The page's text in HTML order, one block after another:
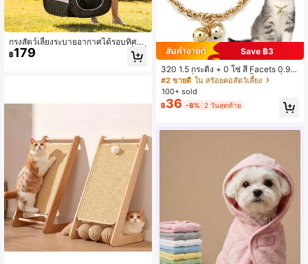
กรงสัตว์เลี้ยงระบายอากาศได้รอบทิศท
าง 360 องศา ผ้าโพลีเอสเตอร์ ทรงสี่เหลี่
ยม คอกเล่นสัตว์เลี้ยง พับได้ ถือได้ เก็บไ
฿179
Save ฿3
320 1.5 กระดิ่ง + 0 โซ่ สี่ Facets 0.9 ก
ว้าง แฟชั่น สร้อยคอสัตว์เลี้ยง กระดิ่ง ป
ลอกคอ สุนัข ปลอกคอแมว โลหะผสม โ
ซ่ ปลอกคอ สุนัข น่ารัก ลำลอง ไม่ใช่เรื่อ
งง่าย ถึง คุณภาพ ทอง สร้อยคอ เงิน สร้อ
#2 ขายดี ใน สร้อยคอสัตว์เลี้ยง
100+ sold
฿36 -8% 2 วันสุดท้าย